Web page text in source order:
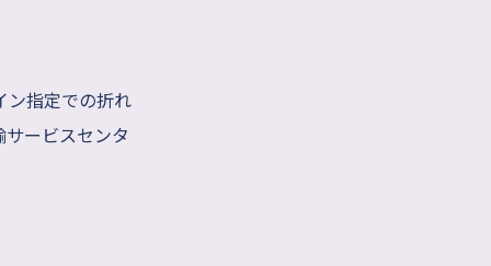
ン指定での折れ
ービスセンタ